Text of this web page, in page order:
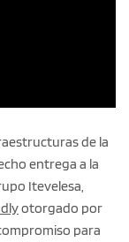
de la
entrega a la
Itevelesa,
otorgado por
para